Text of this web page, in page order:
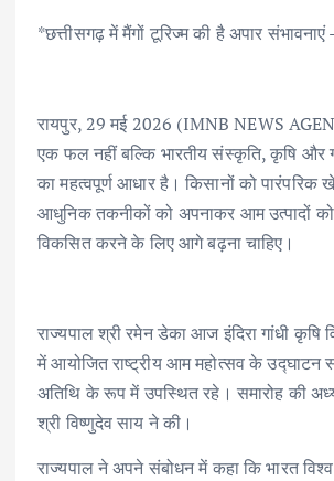
o p n
*छत्तीसगढ़ में मैंगों टूरिज्म की है अपार
रायपुर, 29 मई 2026 (IMNB NEWS
एक फल नहीं बल्कि भारतीय संस्कृति, कृषि और
का महत्वपूर्ण आधार है। किसानों को पारंपरिक
आधुनिक तकनीकों को अपनाकर आम उत्पादों
विकसित करने के लिए आगे बढ़ना चाहिए।
राज्यपाल श्री रमेन डेका आज इंदिरा गांधी कृषि
में आयोजित राष्ट्रीय आम महोत्सव के उद्घाटन
अतिथि के रूप में उपस्थित रहे। समारोह की
श्री विष्णुदेव साय ने की।
राज्यपाल ने अपने संबोधन में कहा कि भारत